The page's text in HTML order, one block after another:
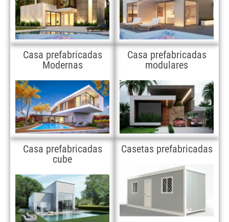
Casa prefabricadas
Modernas
Casa prefabricadas
modulares
Casa prefabricadas
cube
Casetas prefabricadas